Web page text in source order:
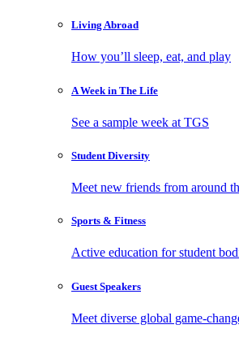
Living Abroad
How you’ll sleep, eat, and play
A Week in The Life
See a sample week at TGS
Student Diversity
Meet new friends from around
Sports & Fitness
Active education for student
Guest Speakers
Meet diverse global game-